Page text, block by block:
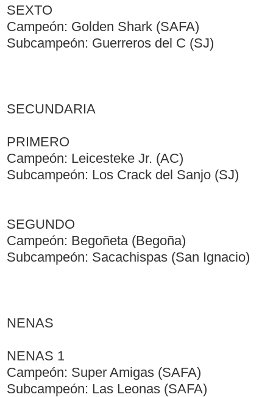
SEXTO
Campeón: Golden Shark (SAFA)
Subcampeón: Guerreros del C (SJ)
SECUNDARIA
PRIMERO
Campeón: Leicesteke Jr. (AC)
Subcampeón: Los Crack del Sanjo (SJ)
SEGUNDO
Campeón: Begoñeta (Begoña)
Subcampeón: Sacachispas (San Ignacio)
NENAS
NENAS 1
Campeón: Super Amigas (SAFA)
Subcampeón: Las Leonas (SAFA)